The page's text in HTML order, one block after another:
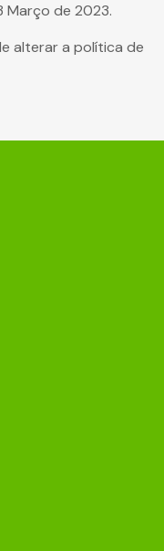
Março de 2023.
alterar a política de